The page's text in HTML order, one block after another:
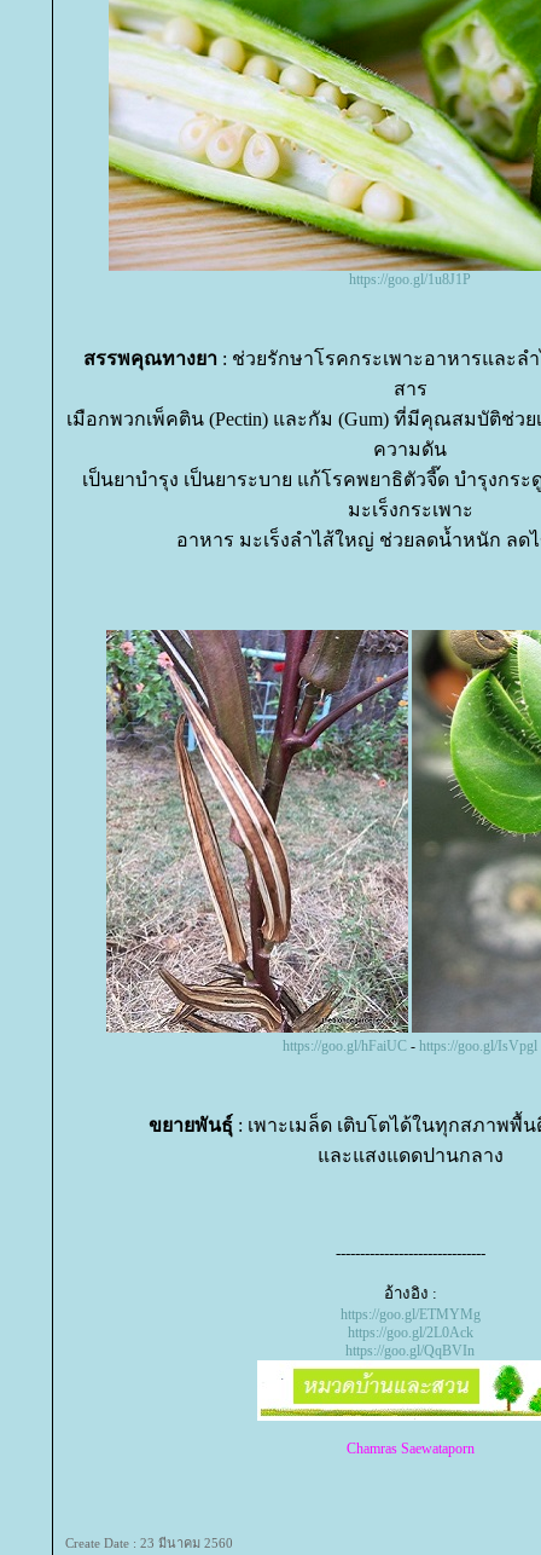
https://goo.gl/1u8J1P
สรรพคุณทางยา: ช่วยรักษาโรคกระเพาะอาหารและลำ
สาร
เมือกพวกเพ็คติน (Pectin) และกัม (Gum) ที่มีคุณสมบัติช่ว
ความดัน
เป็นยาบำรุง เป็นยาระบาย แก้โรคพยาธิตัวจี๊ด บำรุงกร
มะเร็งกระเพาะ
อาหาร มะเร็งลำไส้ใหญ่ ช่วยลดน้ำหนัก ลด
https://goo.gl/hFaiUC - https://goo.gl/IsVpgl
ขยายพันธุ์ : เพาะเมล็ด เติบโตได้ในทุกสภาพพื้
ละแสงแดดปานกลาง
-------------------------------
อ้างอิง :
https://goo.gl/ETMYMg
https://goo.gl/2L0Ack
https://goo.gl/QqBVIn
Chamras Saewataporn
Create Date : 23 มีนาคม 2560